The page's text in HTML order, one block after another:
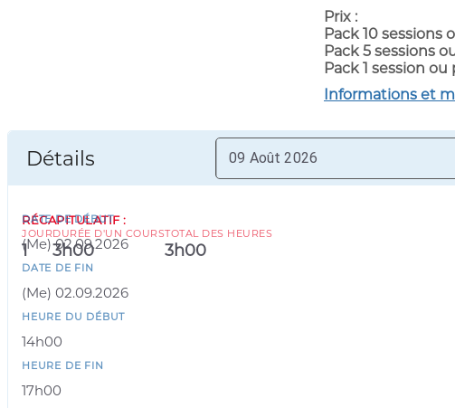
Prix :
Pack 10 sessions
Pack 5 sessions
Pack 1 session
Informations et
Détails
DATE DE DÉBUT
(Me) 02.09.2026
DATE DE FIN
(Me) 02.09.2026
HEURE DU DÉBUT
14h00
HEURE DE FIN
17h00
RÉCAPITULATIF :
JOUR
1
DURÉE D'UN COURS
3h00
TOTAL DES HEURES
3h00